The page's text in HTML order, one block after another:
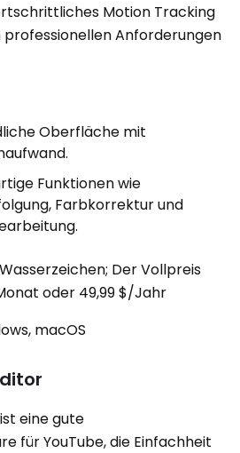
Motion Tracking
Anforderungen
Oberfläche mit
Funktionen wie
Farbkorrektur und
Der Vollpreis
oder 49,99 $/Jahr
macOS
eine gute
für YouTube, die Einfachheit